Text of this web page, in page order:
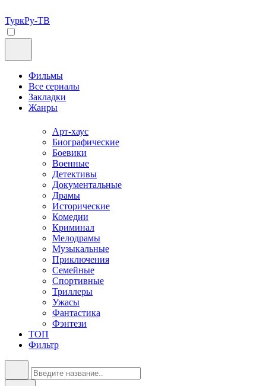
ТуркРу-ТВ
Фильмы
Все сериалы
Закладки
Жанры
Арт-хаус
Биографические
Боевики
Военные
Детективы
Документальные
Драмы
Исторические
Комедии
Криминал
Мелодрамы
Музыкальные
Приключения
Семейные
Спортивные
Триллеры
Ужасы
Фантастика
Фэнтези
ТОП
Фильтр